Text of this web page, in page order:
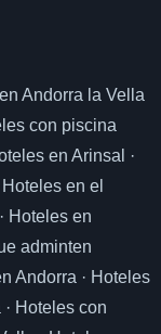
Andorra la Vella
con piscina
en Arinsal
·
Hoteles en el
· Hoteles en
adminten
Andorra · Hoteles
· Hoteles con